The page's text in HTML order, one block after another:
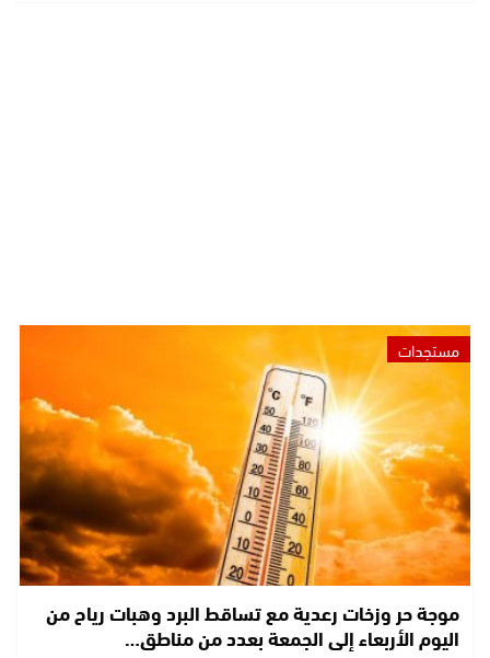
مستجدات
موجة حر وزخات رعدية مع تساقط البرد وهبات رياح من
اليوم الأربعاء إلى الجمعة بعدد من مناطق…